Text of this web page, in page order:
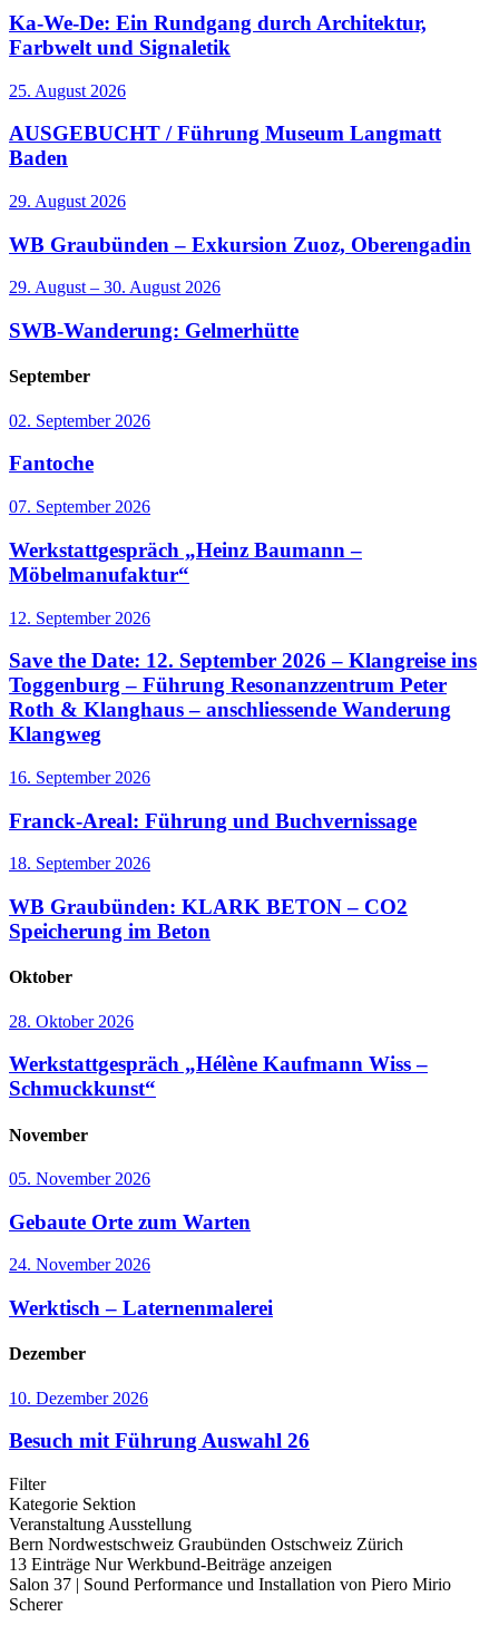
Ka-We-De: Ein Rundgang durch Architektur,
Farbwelt und Signaletik
25. August 2026
AUSGEBUCHT / Führung Museum Langmatt
Baden
29. August 2026
WB Graubünden – Exkursion Zuoz, Oberengadin
29. August – 30. August 2026
SWB-Wanderung: Gelmerhütte
September
02. September 2026
Fantoche
07. September 2026
Werkstattgespräch „Heinz Baumann –
Möbelmanufaktur“
12. September 2026
Save the Date: 12. September 2026 – Klangreise ins
Toggenburg – Führung Resonanzzentrum Peter
Roth & Klanghaus – anschliessende Wanderung
Klangweg
16. September 2026
Franck-Areal: Führung und Buchvernissage
18. September 2026
WB Graubünden: KLARK BETON – CO2
Speicherung im Beton
Oktober
28. Oktober 2026
Werkstattgespräch „Hélène Kaufmann Wiss –
Schmuckkunst“
November
05. November 2026
Gebaute Orte zum Warten
24. November 2026
Werktisch – Laternenmalerei
Dezember
10. Dezember 2026
Besuch mit Führung Auswahl 26
Filter
Kategorie Sektion
Veranstaltung Ausstellung
Bern Nordwestschweiz Graubünden Ostschweiz Zürich
13 Einträge Nur Werkbund-Beiträge anzeigen
Salon 37 | Sound Performance und Installation von Piero Mirio
Scherer